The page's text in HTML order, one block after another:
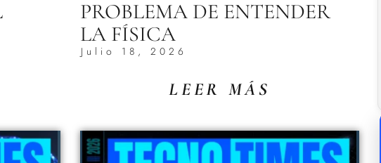
PROBLEMA DE ENTENDER
LA FÍSICA
Julio 18, 2026
LEER MÁS